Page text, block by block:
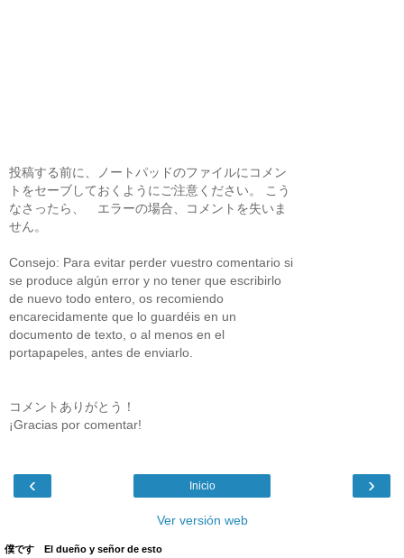
投稿する前に、ノートパッドのファイルにコメン
トをセーブしておくようにご注意ください。 こう
なさったら、 エラーの場合、コメントを失いま
せん。
Consejo: Para evitar perder vuestro comentario si
se produce algún error y no tener que escribirlo
de nuevo todo entero, os recomiendo
encarecidamente que lo guardéis en un
documento de texto, o al menos en el
portapapeles, antes de enviarlo.
コメントありがとう！
¡Gracias por comentar!
‹ ›
Inicio
Ver versión web
僕です El dueño y señor de esto